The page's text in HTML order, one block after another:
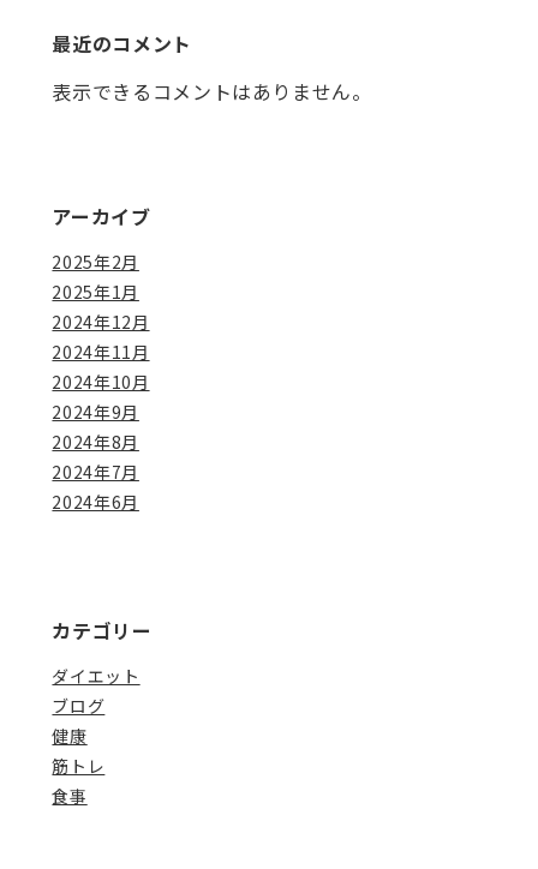
最近のコメント
表示できるコメントはありません。
アーカイブ
2025年2月
2025年1月
2024年12月
2024年11月
2024年10月
2024年9月
2024年8月
2024年7月
2024年6月
カテゴリー
ダイエット
ブログ
健康
筋トレ
食事